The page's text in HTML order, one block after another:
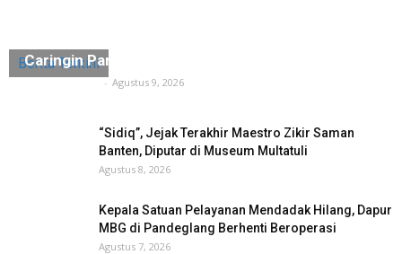
Berita Terkini
Caringin Pandeglang
- Agustus 9, 2026
“Sidiq”, Jejak Terakhir Maestro Zikir Saman
Banten, Diputar di Museum Multatuli
Agustus 8, 2026
Kepala Satuan Pelayanan Mendadak Hilang, Dapur
MBG di Pandeglang Berhenti Beroperasi
Agustus 7, 2026